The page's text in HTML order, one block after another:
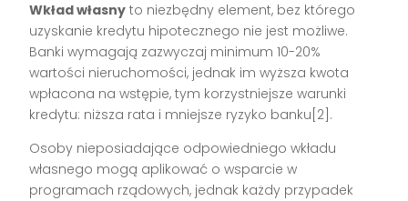
Wkład własny to niezbędny element, bez którego
uzyskanie kredytu hipotecznego nie jest możliwe.
Banki wymagają zazwyczaj minimum 10-20%
wartości nieruchomości, jednak im wyższa kwota
wpłacona na wstępie, tym korzystniejsze warunki
kredytu: niższa rata i mniejsze ryzyko banku[2].
Osoby nieposiadające odpowiedniego wkładu
własnego mogą aplikować o wsparcie w
programach rządowych, jednak każdy przypadek